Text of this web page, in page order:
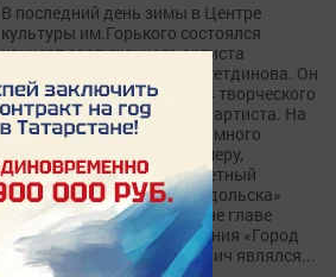
В последний день зимы в Центре
культуры им.Горького состоялся
концерт заслуженного артиста
Татарстана Салавата Фатхетдинова. Он
ознаменовал окончание 24 творческого
сезона любимого многими артиста. На
мероприятии произошло и много
значимых событий. К примеру,
присуждение звания «Почетный
гражданин города Зеленодольска»
Геннадию Емельянову, ныне главе
муниципального образования «Город
Елабуга». Геннадий Егорович являлся...